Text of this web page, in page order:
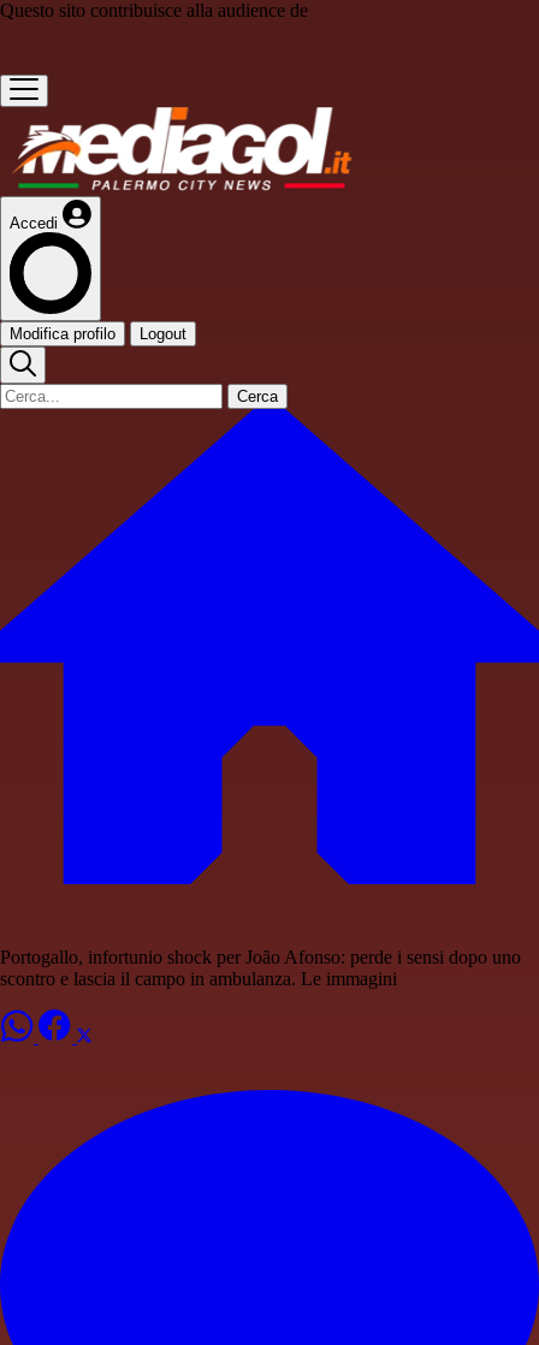
Questo sito contribuisce alla audience de
Accedi
Modifica profilo Logout
Cerca
Portogallo, infortunio shock per João Afonso: perde i sensi dopo uno
scontro e lascia il campo in ambulanza. Le immagini